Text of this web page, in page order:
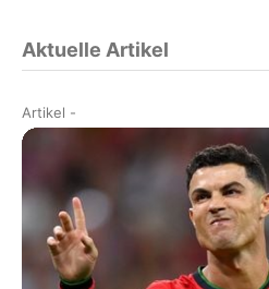
Aktuelle Artikel
Artikel -